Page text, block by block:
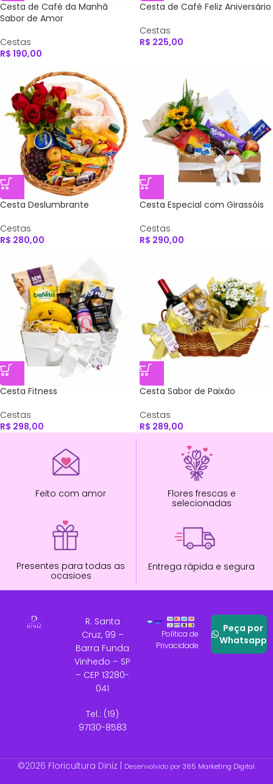
Cesta de Café da Manhã
Sabor de Amor
Cestas
R$ 190,00
Cesta de Café Feliz Aniversário
Cestas
R$ 225,00
Cesta Deslumbrante
Cestas
R$ 280,00
Cesta Especial com Girassóis
Cestas
R$ 290,00
Cesta Fitness
Cestas
R$ 298,00
Cesta Sabor de Paixão
Cestas
R$ 289,00
Feito com amor
Flores frescas e
selecionadas
Presentes para todas as
ocasioes
Entrega rápida e segura
R. Santa
Cruz, 99 –
Barra Funda
Vinhedo – SP
– CEP 13280-
041
Tel.: (19)
97130-8583
Política de
Privacidade
Peça por
Whatsapp
©2026 Floricultura Diniz | Desenvolvido por 365 Marketing Digital.